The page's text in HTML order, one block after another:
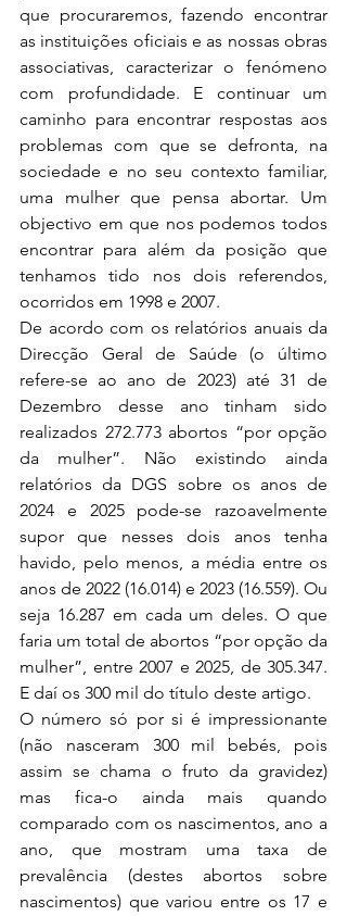
que procuraremos, fazendo encontrar
as instituições oficiais e as nossas obras
associativas, caracterizar o fenómeno
com profundidade. E continuar um
caminho para encontrar respostas aos
problemas com que se defronta, na
sociedade e no seu contexto familiar,
uma mulher que pensa abortar. Um
objectivo em que nos podemos todos
encontrar para além da posição que
tenhamos tido nos dois referendos,
ocorridos em 1998 e 2007.
De acordo com os relatórios anuais da
Direcção Geral de Saúde (o último
refere-se ao ano de 2023) até 31 de
Dezembro desse ano tinham sido
realizados 272.773 abortos “por opção
da mulher”. Não existindo ainda
relatórios da DGS sobre os anos de
2024 e 2025 pode-se razoavelmente
supor que nesses dois anos tenha
havido, pelo menos, a média entre os
anos de 2022 (16.014) e 2023 (16.559). Ou
seja 16.287 em cada um deles. O que
faria um total de abortos “por opção da
mulher”, entre 2007 e 2025, de 305.347.
E daí os 300 mil do título deste artigo.
O número só por si é impressionante
(não nasceram 300 mil bebés, pois
assim se chama o fruto da gravidez)
mas fica-o ainda mais quando
comparado com os nascimentos, ano a
ano, que mostram uma taxa de
prevalência (destes abortos sobre
nascimentos) que variou entre os 17 e